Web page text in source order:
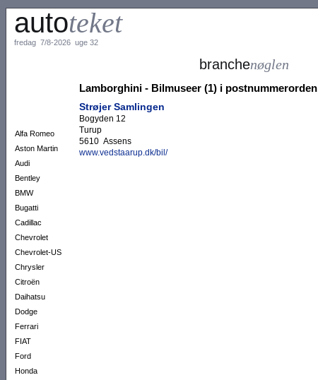
autoteket
fredag 7/8-2026 uge 32
Alfa Romeo
Aston Martin
Audi
Bentley
BMW
Bugatti
Cadillac
Chevrolet
Chevrolet-US
Chrysler
Citroën
Daihatsu
Dodge
Ferrari
FIAT
Ford
Honda
branchenøglen
Lamborghini - Bilmuseer (1) i postnummerorden
Strøjer Samlingen
Bogyden 12
Turup
5610 Assens
www.vedstaarup.dk/bil/